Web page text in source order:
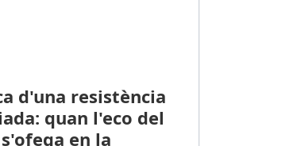
d'una resistència
quan l'eco del
en la